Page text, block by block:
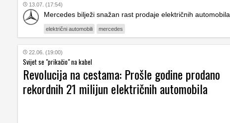
13.07. (17:54)
Mercedes bilježi snažan rast prodaje električnih automobila
električni automobili mercedes
22.06. (19:00)
Svijet se "prikačio" na kabel
Revolucija na cestama: Prošle godine prodano
rekordnih 21 milijun električnih automobila